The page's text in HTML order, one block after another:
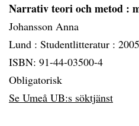
Narrativ teori och metod :
Johansson Anna
Lund : Studentlitteratur :
ISBN: 91-44-03500-4
Obligatorisk
Se Umeå UB:s söktjänst